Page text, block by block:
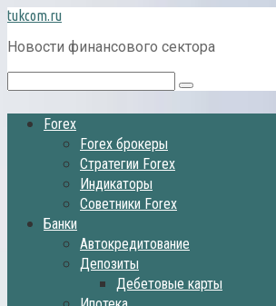
Перейти
к
контенту
tukcom.ru
Новости финансового сектора
Поиск:
Forex
Forex брокеры
Стратегии Forex
Индикаторы
Советники Forex
Банки
Автокредитование
Депозиты
Дебетовые карты